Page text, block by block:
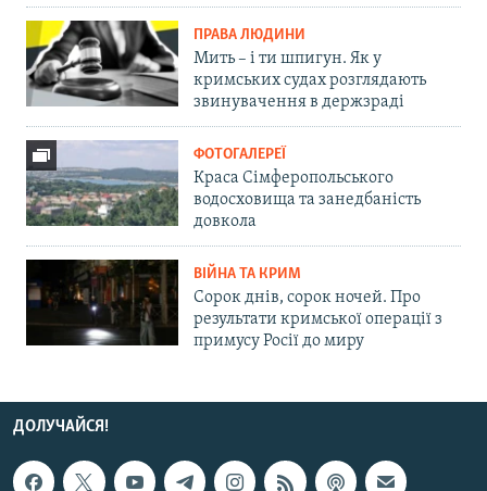
ПРАВА ЛЮДИНИ
Мить – і ти шпигун. Як у
кримських судах розглядають
звинувачення в держзраді
ФОТОГАЛЕРЕЇ
Краса Сімферопольського
водосховища та занедбаність
довкола
ВІЙНА ТА КРИМ
Сорок днів, сорок ночей. Про
результати кримської операції з
примусу Росії до миру
ДОЛУЧАЙСЯ!